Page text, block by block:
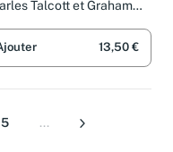
booklet with Audio
and Answer Key: A
Course
TOEIC® Tes
Talcott et Graham
13,50 €
5 ... Suivant